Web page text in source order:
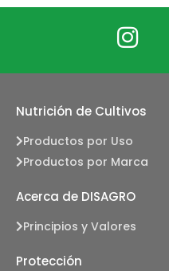
Nutrición de Cultivos
Productos por Uso
Productos por Marca
Acerca de DISAGRO
Principios y Valores
Protección